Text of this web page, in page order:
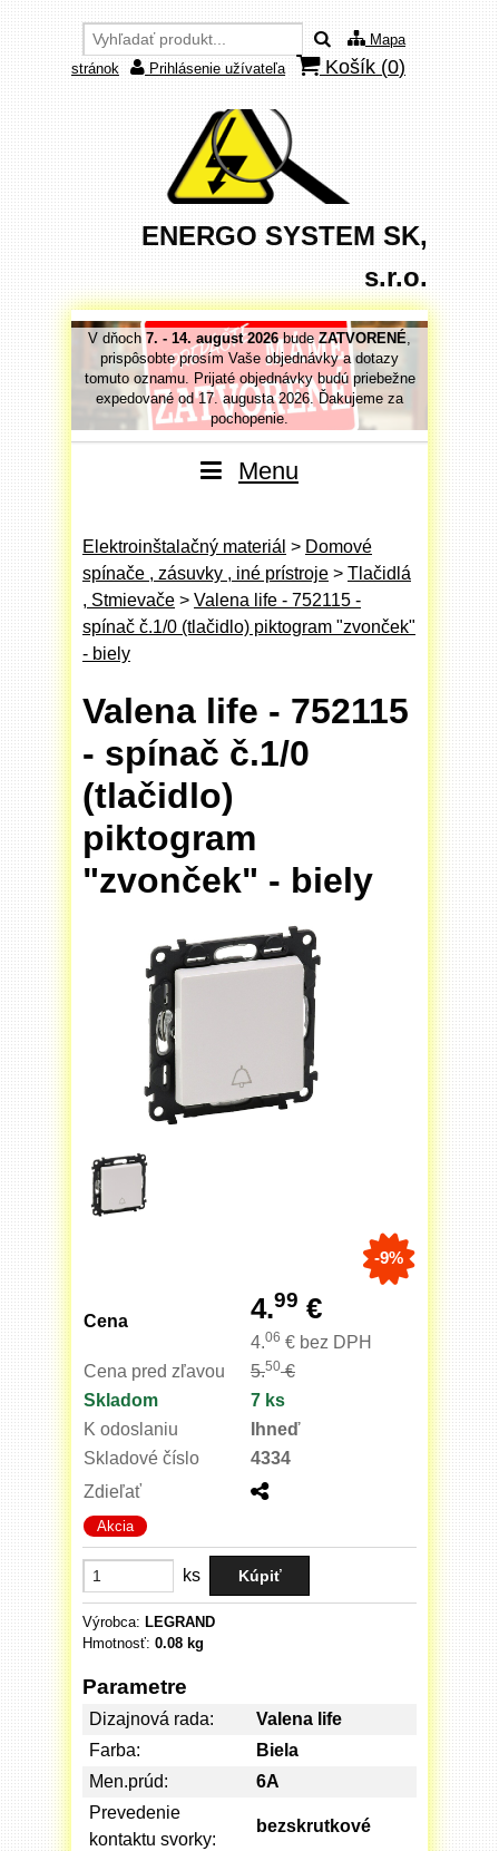
Mapa
stránok
Prihlásenie užívateľa Košík (0)
ENERGO SYSTEM SK,
s.r.o.
,
za
V dňoch 7. - 14. august 2026bude ZATVORENÉ,
prispôsobte prosím Vaše objednávky a dotazy
tomuto oznamu. Prijaté objednávky budú priebežne
expedované od 17. augusta 2026. Ďakujeme za
pochopenie.
V
tomuto
Menu
Elektroinštalačný materiál > Domové
spínače , zásuvky , iné prístroje > Tlačidlá
, Stmievače > Valena life - 752115 -
spínač č.1/0 (tlačidlo) piktogram "zvonček"
- biely
Valena life - 752115
- spínač č.1/0
(tlačidlo)
piktogram
"zvonček" - biely
-9%
Cena 4.99 €
4.06 € bez DPH
Cena pred zľavou
5.50€
Skladom
7 ks
K odoslaniu
Ihneď
Skladové číslo
4334
Zdieľať
Akcia
ks
Výrobca: LEGRAND
Hmotnosť: 0.08 kg
Parametre
Dizajnová rada:
Valena life
Farba:
Biela
Men.prúd:
6A
Prevedenie
kontaktu svorky:
bezskrutkové